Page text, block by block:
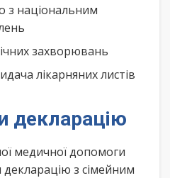
з національним
захворювань
лікарняних листів
декларацію
медичної допомоги
декларацію з сімейним